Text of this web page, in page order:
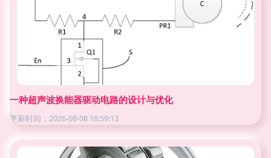
一种超声波换能器驱动电路的设计与优化
更新时间：2026-08-08 18:59:13